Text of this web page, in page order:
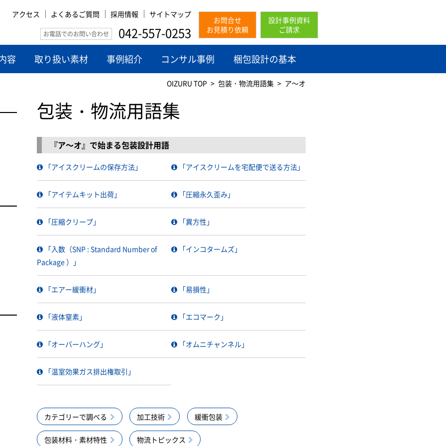
アクセス よくあるご質問 採用情報 サイトマップ
お電話でのお問い合わせ 042-557-0253
お問合せ
お見積り依頼
設計事例資料
ご請求
容 取り扱い素材 事例紹介 コンサル事例 梱包設計の基本
OIZURU TOP 包装・物流用語集 ア～オ
包装・物流用語集
『ア～オ』で始まる包装設計用語
「アイスクリームの保存方法」 「アイスクリームを宅配便で送る方法」
「アイテムキット出荷」 「圧縮永久歪み」
「圧縮クリープ」 「異方性」
「入数（SNP : Standard Number of
Package ）」
「インコタームズ」
「エアー緩衝材」 「易損性」
「液体窒素」 「エコマーク」
「オーバーハング」 「オムニチャンネル」
「温室効果ガス排出権取引」
カテゴリーで調べる 加工技術 緩衝包装
包装材料・素材特性 物流トピックス